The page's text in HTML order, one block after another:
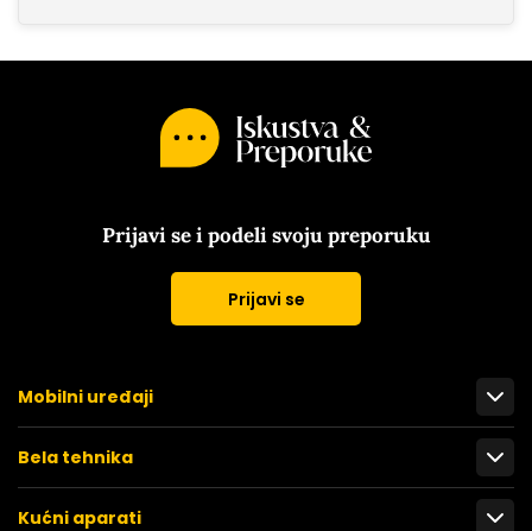
Prijavi se i podeli svoju preporuku
Prijavi se
Mobilni uređaji
Bela tehnika
Kućni aparati